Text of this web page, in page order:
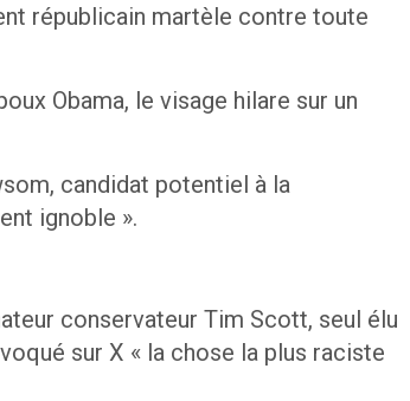
républicain martèle contre toute
Obama, le visage hilare sur un
candidat potentiel à la
ignoble ».
conservateur Tim Scott, seul élu
sur X « la chose la plus raciste